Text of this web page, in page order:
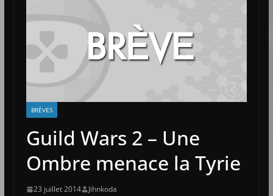
BRÈVES
Guild Wars 2 – Une
Ombre menace la Tyrie
23 juillet 2014 Jihnkoda